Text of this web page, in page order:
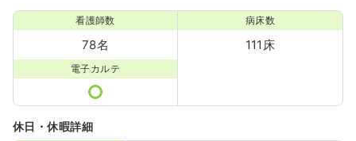
看護師数
78名
病床数
111床
電子カルテ
休日・休暇詳細